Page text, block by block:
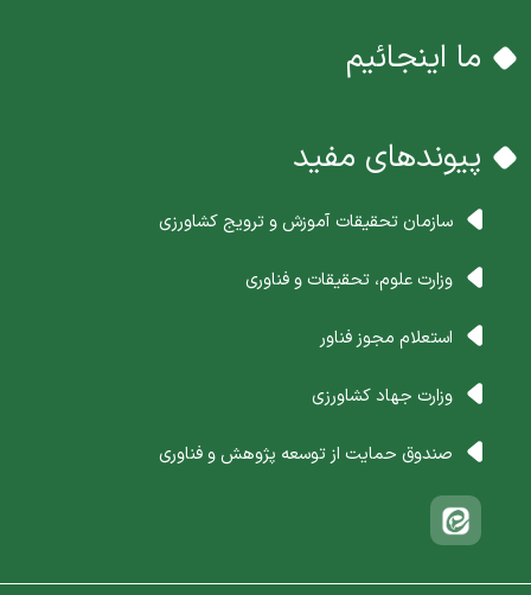
ما اینجائیم
پیوندهای مفید
سازمان تحقیقات آموزش و ترویج کشاورزی
وزارت علوم، تحقیقات و فناوری
استعلام مجوز فناور
وزارت جهاد کشاورزی
صندوق حمایت از توسعه پژوهش و فناوری